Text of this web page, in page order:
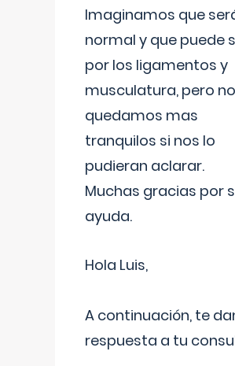
Imaginamos que
normal y que puede
por los ligamentos y
musculatura, pero
quedamos mas
tranquilos si nos lo
pudieran aclarar.
Muchas gracias por
ayuda.
Hola Luis,
A continuación, te
respuesta a tu